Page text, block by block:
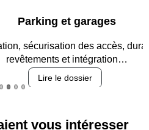
et garages
des accès, durabilité des
et intégration…